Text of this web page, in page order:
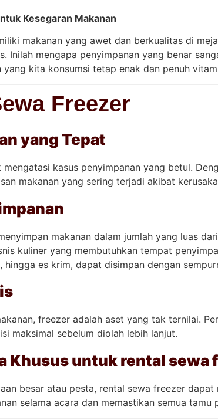
Kesegaran Makanan
makanan yang awet dan berkualitas di
Inilah mengapa penyimpanan yang benar
kita konsumsi tetap enak dan penuh
Freezer
yang Tepat
kasus penyimpanan yang betul.
makanan yang sering terjadi akibat
makanan dalam jumlah yang luas
kuliner yang membutuhkan tempat
hingga es krim, dapat disimpan dengan
freezer adalah aset yang tak ternilai.
maksimal sebelum diolah lebih lanjut.
Khusus untuk rental sewa
besar atau pesta, rental sewa freezer
selama acara dan memastikan semua tamu